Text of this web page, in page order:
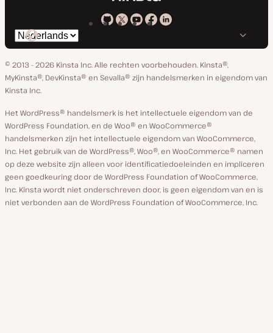
Kinsta
GitHub
Kinsta
X
Kinsta
YouTube
Kinsta
Facebook
Kinsta
Linkedin
Selecteer
taal
© 2013 - 2026 Kinsta Inc. Alle rechten voorbehouden. Kinsta®,
MyKinsta®, DevKinsta® en Sevalla® zijn handelsmerken in eigendom van
Kinsta Inc.
Het WordPress® handelsmerk is het intellectuele eigendom van de
WordPress Foundation, en de Woo® en WooCommerce®
handelsmerken zijn het intellectuele eigendom van WooCommerce,
Inc. Het gebruik van de WordPress®, Woo®, en WooCommerce® namen
op deze website zijn alleen voor identificatiedoeleinden en impliceren
geen goedkeuring door de WordPress Foundation of WooCommerce,
Inc. Kinsta wordt niet onderschreven door, is geen eigendom van en is
niet verbonden aan de WordPress Foundation of WooCommerce, Inc.